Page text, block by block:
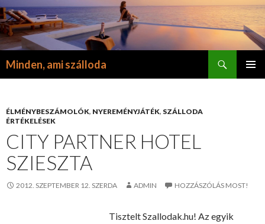
Minden, ami szálloda
ÉLMÉNYBESZÁMOLÓK, NYEREMÉNYJÁTÉK, SZÁLLODA
ÉRTÉKELÉSEK
CITY PARTNER HOTEL
SZIESZTA
2012. SZEPTEMBER 12. SZERDA ADMIN HOZZÁSZÓLÁS MOST!
Tisztelt Szallodak.hu! Az egyik